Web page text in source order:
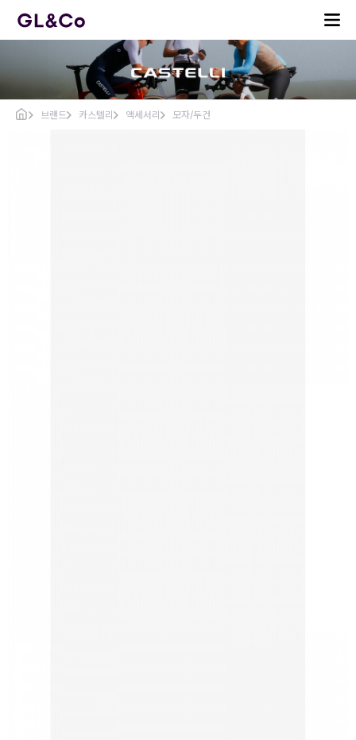
브랜드 카스텔리 액세서리 모자/두건